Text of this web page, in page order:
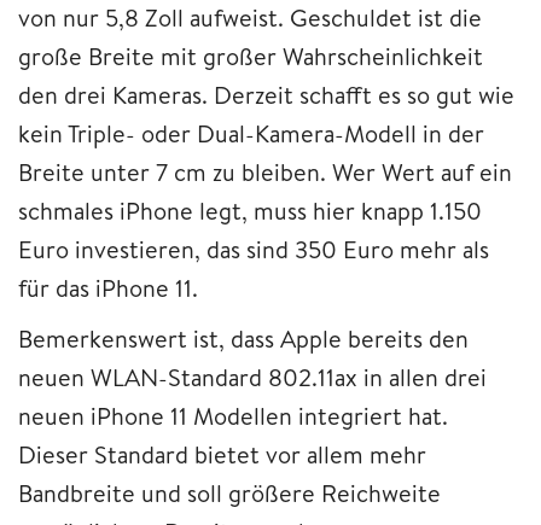
von nur 5,8 Zoll aufweist. Geschuldet ist die
große Breite mit großer Wahrscheinlichkeit
den drei Kameras. Derzeit schafft es so gut wie
kein Triple- oder Dual-Kamera-Modell in der
Breite unter 7 cm zu bleiben. Wer Wert auf ein
schmales iPhone legt, muss hier knapp 1.150
Euro investieren, das sind 350 Euro mehr als
für das iPhone 11.
Bemerkenswert ist, dass Apple bereits den
neuen WLAN-Standard 802.11ax in allen drei
neuen iPhone 11 Modellen integriert hat.
Dieser Standard bietet vor allem mehr
Bandbreite und soll größere Reichweite